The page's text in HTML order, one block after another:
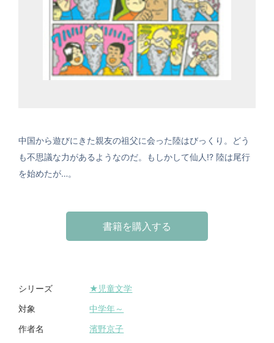
中国から遊びにきた親友の祖父に会った陸はびっくり。どう
も不思議な力があるようなのだ。もしかして仙人!? 陸は尾行
を始めたが…。
書籍を購入する
シリーズ ★児童文学
対象 中学年～
作者名 濱野京子